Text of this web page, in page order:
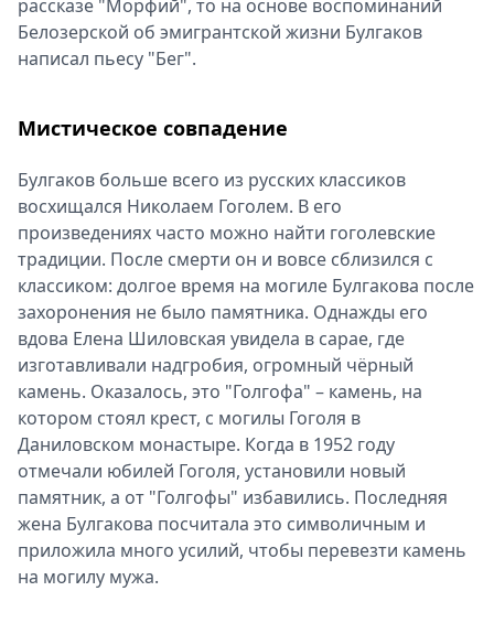
рассказе "Морфий", то на основе воспоминаний
Белозерской об эмигрантской жизни Булгаков
написал пьесу "Бег".
Мистическое совпадение
Булгаков больше всего из русских классиков
восхищался Николаем Гоголем. В его
произведениях часто можно найти гоголевские
традиции. После смерти он и вовсе сблизился с
классиком: долгое время на могиле Булгакова после
захоронения не было памятника. Однажды его
вдова Елена Шиловская увидела в сарае, где
изготавливали надгробия, огромный чёрный
камень. Оказалось, это "Голгофа" – камень, на
котором стоял крест, с могилы Гоголя в
Даниловском монастыре. Когда в 1952 году
отмечали юбилей Гоголя, установили новый
памятник, а от "Голгофы" избавились. Последняя
жена Булгакова посчитала это символичным и
приложила много усилий, чтобы перевезти камень
на могилу мужа.